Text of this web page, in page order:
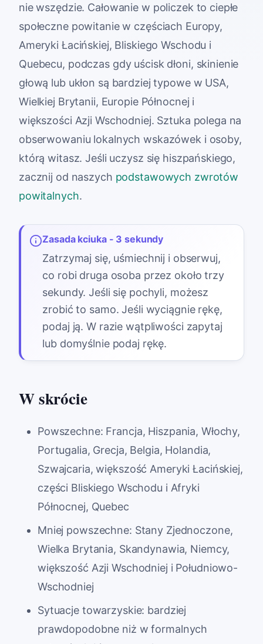
nie wszędzie. Całowanie w policzek to ciepłe
społeczne powitanie w częściach Europy,
Ameryki Łacińskiej, Bliskiego Wschodu i
Quebecu, podczas gdy uścisk dłoni, skinienie
głową lub ukłon są bardziej typowe w USA,
Wielkiej Brytanii, Europie Północnej i
większości Azji Wschodniej. Sztuka polega na
obserwowaniu lokalnych wskazówek i osoby,
którą witasz. Jeśli uczysz się hiszpańskiego,
zacznij od naszych podstawowych zwrotów
powitalnych.
Zasada kciuka - 3 sekundy
Zatrzymaj się, uśmiechnij i obserwuj,
co robi druga osoba przez około trzy
sekundy. Jeśli się pochyli, możesz
zrobić to samo. Jeśli wyciągnie rękę,
podaj ją. W razie wątpliwości zapytaj
lub domyślnie podaj rękę.
W skrócie
Powszechne: Francja, Hiszpania, Włochy,
Portugalia, Grecja, Belgia, Holandia,
Szwajcaria, większość Ameryki Łacińskiej,
części Bliskiego Wschodu i Afryki
Północnej, Quebec
Mniej powszechne: Stany Zjednoczone,
Wielka Brytania, Skandynawia, Niemcy,
większość Azji Wschodniej i Południowo-
Wschodniej
Sytuacje towarzyskie: bardziej
prawdopodobne niż w formalnych